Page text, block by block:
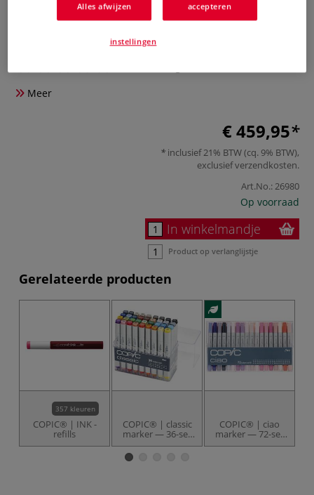
COPIC® | classic marker — 72-set
Meer
€ 459,95
inclusief 21% BTW (cq. 9% BTW),
exclusiefverzendkosten.
Art.No.:26980
Op voorraad
In winkelmandje
Product op verlanglijstje
Gerelateerde producten
357 kleuren
COPIC® | INK -
refills
COPIC® | classic
marker — 36-set
A
COPIC® | ciao
marker — 72-set
B
Alles afwijzen accepteren
instellingen